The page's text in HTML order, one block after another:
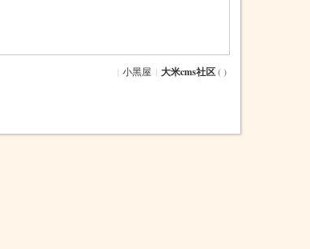
| 小黑屋 | 大米cms社区( )